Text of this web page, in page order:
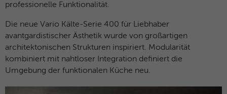
professionelle Funktionalität.
Die neue Vario Kälte-Serie 400 für Liebhaber
avantgardistischer Ästhetik wurde von großartigen
architektonischen Strukturen inspiriert. Modularität
kombiniert mit nahtloser Integration definiert die
Umgebung der funktionalen Küche neu.
Name __cf_bm
HubSpot
Dieser Cookie hilft dabei, „gute“ Bots (wie
Suchmaschinen) von schädlichen Bots zu
stammen, und die Seiten in
Name _dc_gtm_UA-127571285-1
Anbieter Google Analytics